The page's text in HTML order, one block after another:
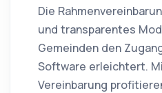
Die
und transparentes
Gemeinden den
Software erleichtert.
Vereinbarung